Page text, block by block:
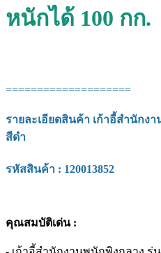
หนักได้ 100 กก.
====================
รายละเอียดสินค้า เก้าอี้สำนักง
สีดำ
รหัสสินค้า : 120013852
คุณสมบัติเด่น :